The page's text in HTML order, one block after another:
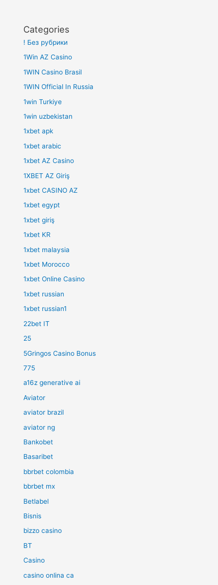
Categories
! Без рубрики
1Win AZ Casino
1WIN Casino Brasil
1WIN Official In Russia
1win Turkiye
1win uzbekistan
1xbet apk
1xbet arabic
1xbet AZ Casino
1XBET AZ Giriş
1xbet CASINO AZ
1xbet egypt
1xbet giriş
1xbet KR
1xbet malaysia
1xbet Morocco
1xbet Online Casino
1xbet russian
1xbet russian1
22bet IT
25
5Gringos Casino Bonus
775
a16z generative ai
Aviator
aviator brazil
aviator ng
Bankobet
Basaribet
bbrbet colombia
bbrbet mx
Betlabel
Bisnis
bizzo casino
BT
Casino
casino onlina ca